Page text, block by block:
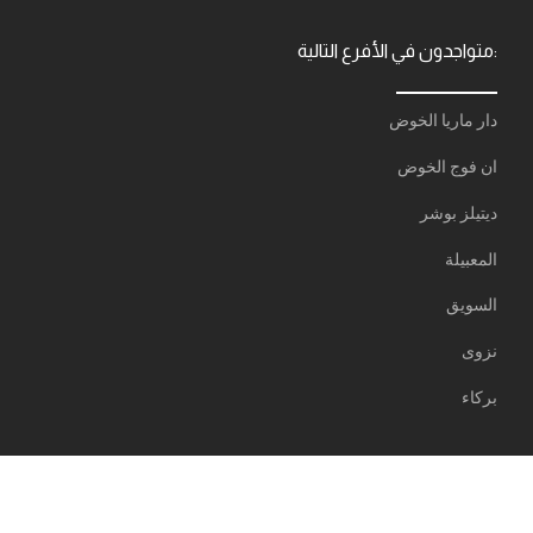
متواجدون في الأفرع التالية:
دار ماريا الخوض
ان فوج الخوض
ديتيلز بوشر
المعبيلة
السويق
نزوى
بركاء